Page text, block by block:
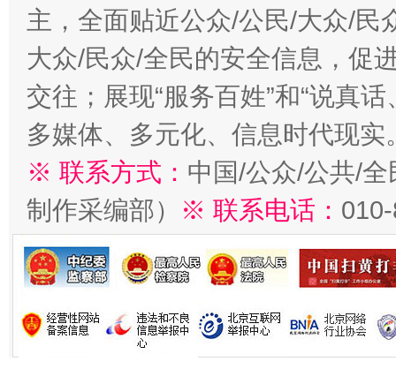
主，全面贴近公众/公民/大众/民
大众/民众/全民的安全信息，促
交往；展现“服务百姓”和“说真
多媒体、多元化、信息时代现实
※ 联系方式： 中国/公众/公共/
制作采编部）
※ 联系电话：